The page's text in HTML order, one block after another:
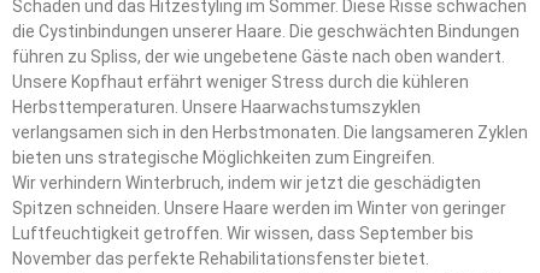
Schäden und das Hitzestyling im Sommer. Diese Risse schwächen
die Cystinbindungen unserer Haare. Die geschwächten Bindungen
führen zu Spliss, der wie ungebetene Gäste nach oben wandert.
Unsere Kopfhaut erfährt weniger Stress durch die kühleren
Herbsttemperaturen. Unsere Haarwachstumszyklen
verlangsamen sich in den Herbstmonaten. Die langsameren Zyklen
bieten uns strategische Möglichkeiten zum Eingreifen.
Wir verhindern Winterbruch, indem wir jetzt die geschädigten
Spitzen schneiden. Unsere Haare werden im Winter von geringer
Luftfeuchtigkeit getroffen. Wir wissen, dass September bis
November das perfekte Rehabilitationsfenster bietet.